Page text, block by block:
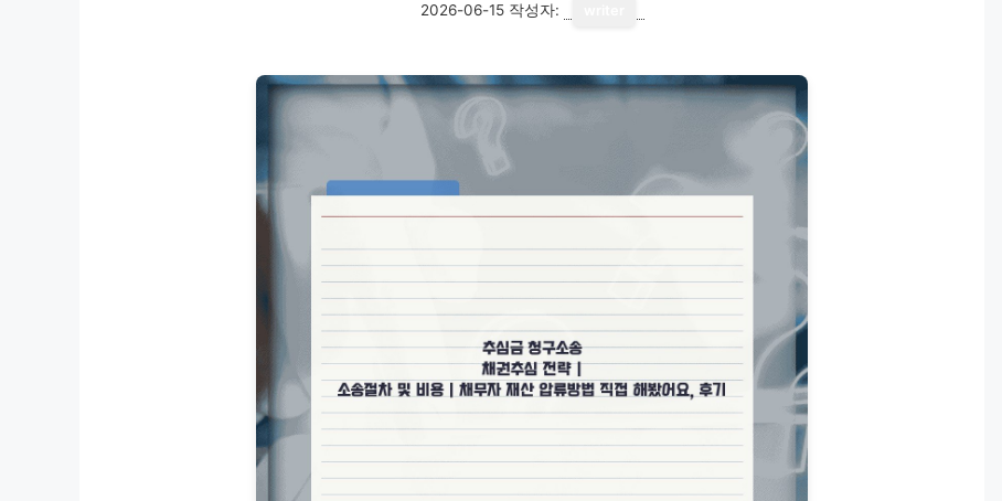
2026-06-15 작성자: